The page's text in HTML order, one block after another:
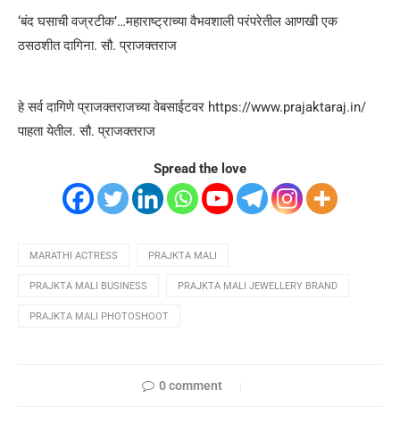
‘बंद घसाची वज्रटीक’…महाराष्ट्राच्या वैभवशाली परंपरेतील आणखी एक
ठसठशीत दागिना. सौ. प्राजक्तराज
हे सर्व दागिणे प्राजक्तराजच्या वेबसाईटवर https://www.prajaktaraj.in/
पाहता येतील. सौ. प्राजक्तराज
Spread the love
MARATHI ACTRESS PRAJKTA MALI
PRAJKTA MALI BUSINESS PRAJKTA MALI JEWELLERY BRAND
PRAJKTA MALI PHOTOSHOOT
0 comment